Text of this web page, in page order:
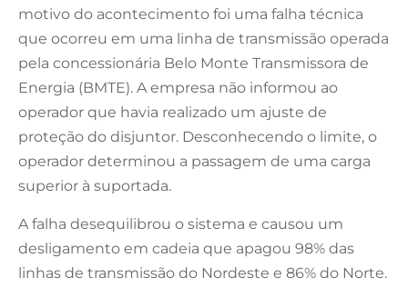
motivo do acontecimento foi uma falha técnica
que ocorreu em uma linha de transmissão operada
pela concessionária Belo Monte Transmissora de
Energia (BMTE). A empresa não informou ao
operador que havia realizado um ajuste de
proteção do disjuntor. Desconhecendo o limite, o
operador determinou a passagem de uma carga
superior à suportada.
A falha desequilibrou o sistema e causou um
desligamento em cadeia que apagou 98% das
linhas de transmissão do Nordeste e 86% do Norte.